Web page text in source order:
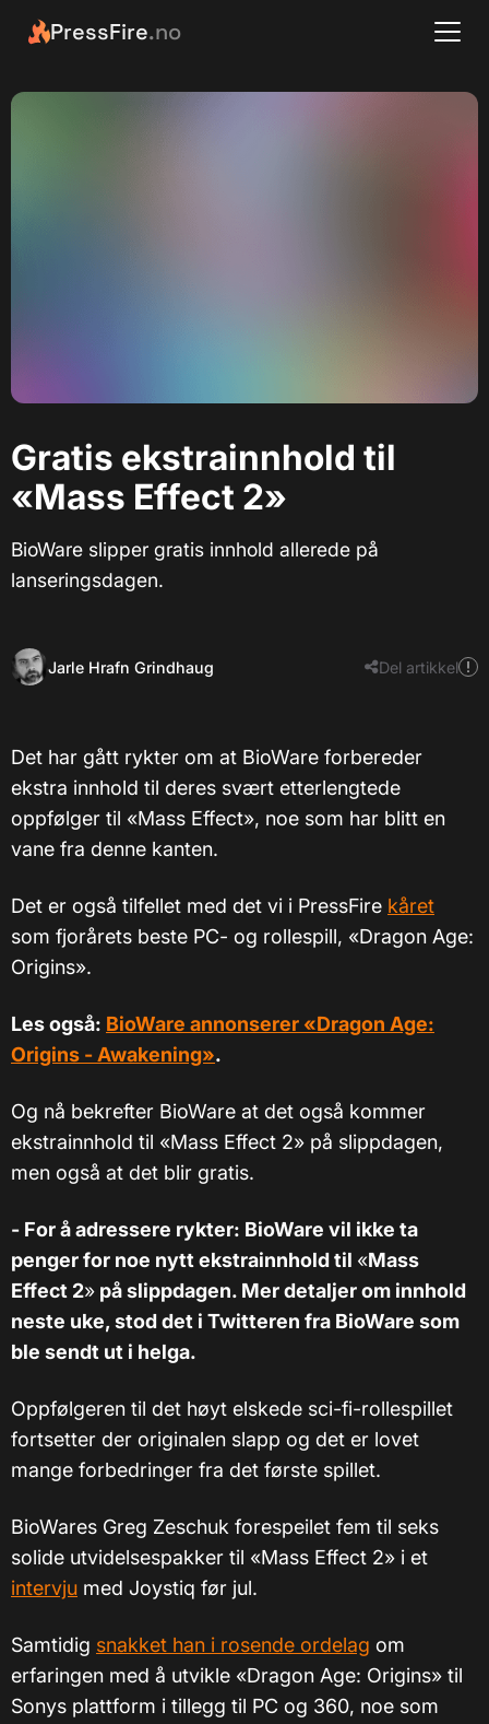
PressFire.no
Gratis ekstrainnhold til
«Mass Effect 2»
BioWare slipper gratis innhold allerede på
lanseringsdagen.
Jarle Hrafn Grindhaug Del artikkel
Det har gått rykter om at BioWare forbereder
ekstra innhold til deres svært etterlengtede
oppfølger til «Mass Effect», noe som har blitt en
vane fra denne kanten.
Det er også tilfellet med det vi i PressFire kåret
som fjorårets beste PC- og rollespill, «Dragon Age:
Origins».
Les også: BioWare annonserer «Dragon Age:
Origins - Awakening».
Og nå bekrefter BioWare at det også kommer
ekstrainnhold til «Mass Effect 2» på slippdagen,
men også at det blir gratis.
- For å adressere rykter: BioWare vil ikke ta
penger for noe nytt ekstrainnhold til «Mass
Effect 2» på slippdagen. Mer detaljer om innhold
neste uke, stod det i Twitteren fra BioWare som
ble sendt ut i helga.
Oppfølgeren til det høyt elskede sci-fi-rollespillet
fortsetter der originalen slapp og det er lovet
mange forbedringer fra det første spillet.
BioWares Greg Zeschuk forespeilet fem til seks
solide utvidelsespakker til «Mass Effect 2» i et
intervju med Joystiq før jul.
Samtidig snakket han i rosende ordelag om
erfaringen med å utvikle «Dragon Age: Origins» til
Sonys plattform i tillegg til PC og 360, noe som